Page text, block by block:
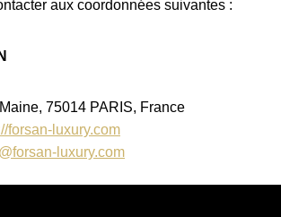
aux coordonnées suivantes :
75014 PARIS, France
forsan-luxury.com
luxury.com